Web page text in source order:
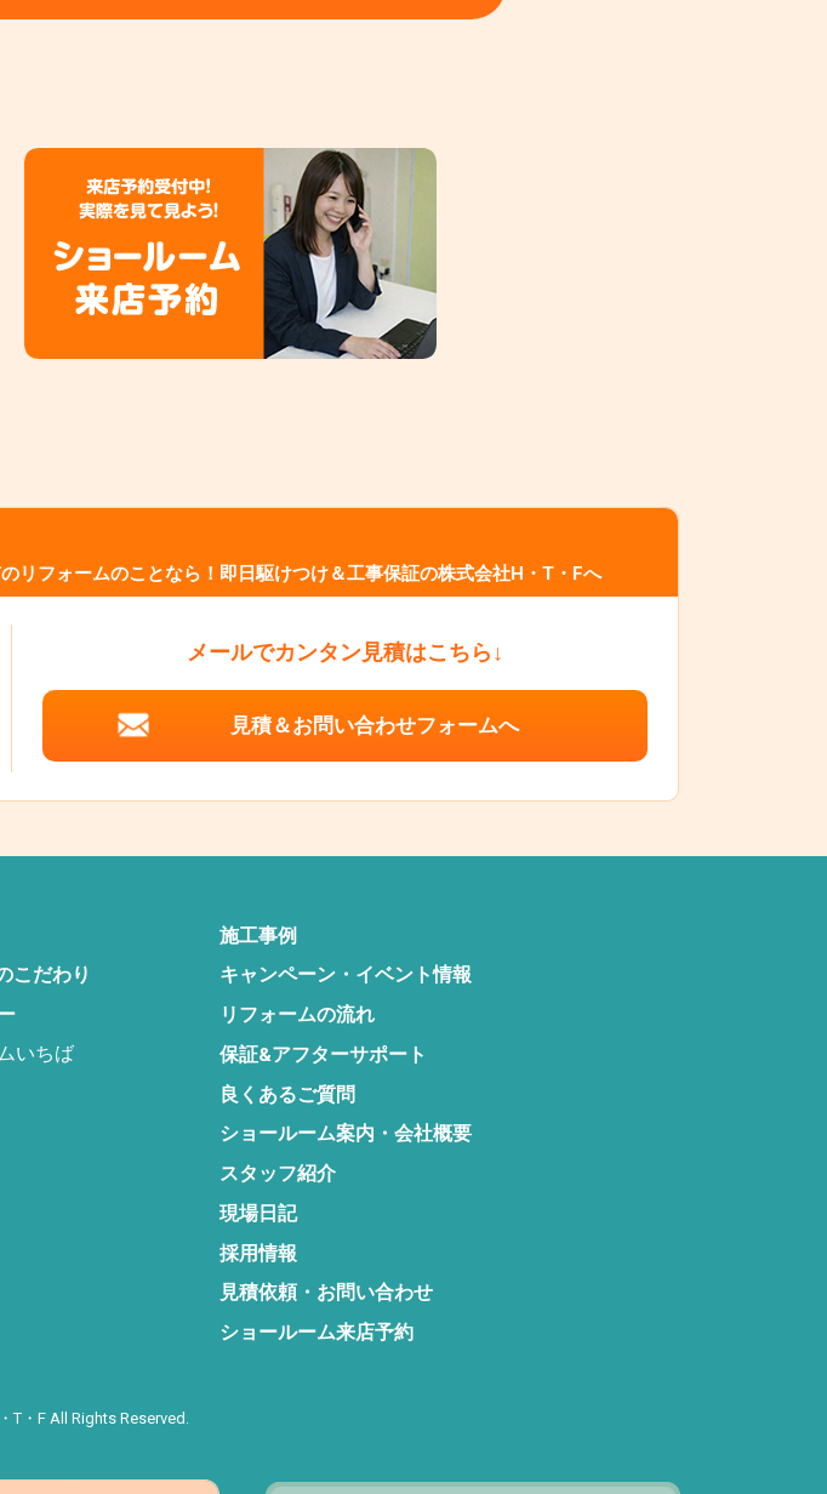
リフォームのことなら！即日駆けつけ＆工事保証の株式会社H・T・Fへ
メールでカンタン見積はこちら↓
見積＆お問い合わせフォームへ
こだわり
いちば
施工事例
キャンペーン・ イベント情報
リフォームの流れ
保証&アフターサポート
良くあるご質問
ショールーム案内・ 会社概要
スタッフ紹介
現場日記
採用情報
見積依頼・お問い合わせ
ショールーム来店予約
・F All Rights Reserved.